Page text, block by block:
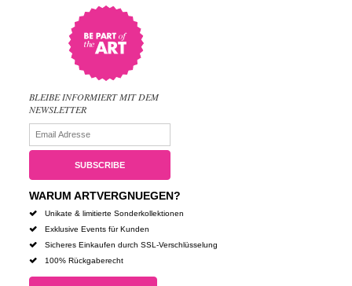
BLEIBE INFORMIERT MIT DEM
NEWSLETTER
WARUM ARTVERGNUEGEN?
Unikate & limitierte Sonderkollektionen
Exklusive Events für Kunden
Sicheres Einkaufen durch SSL-Verschlüsselung
100% Rückgaberecht